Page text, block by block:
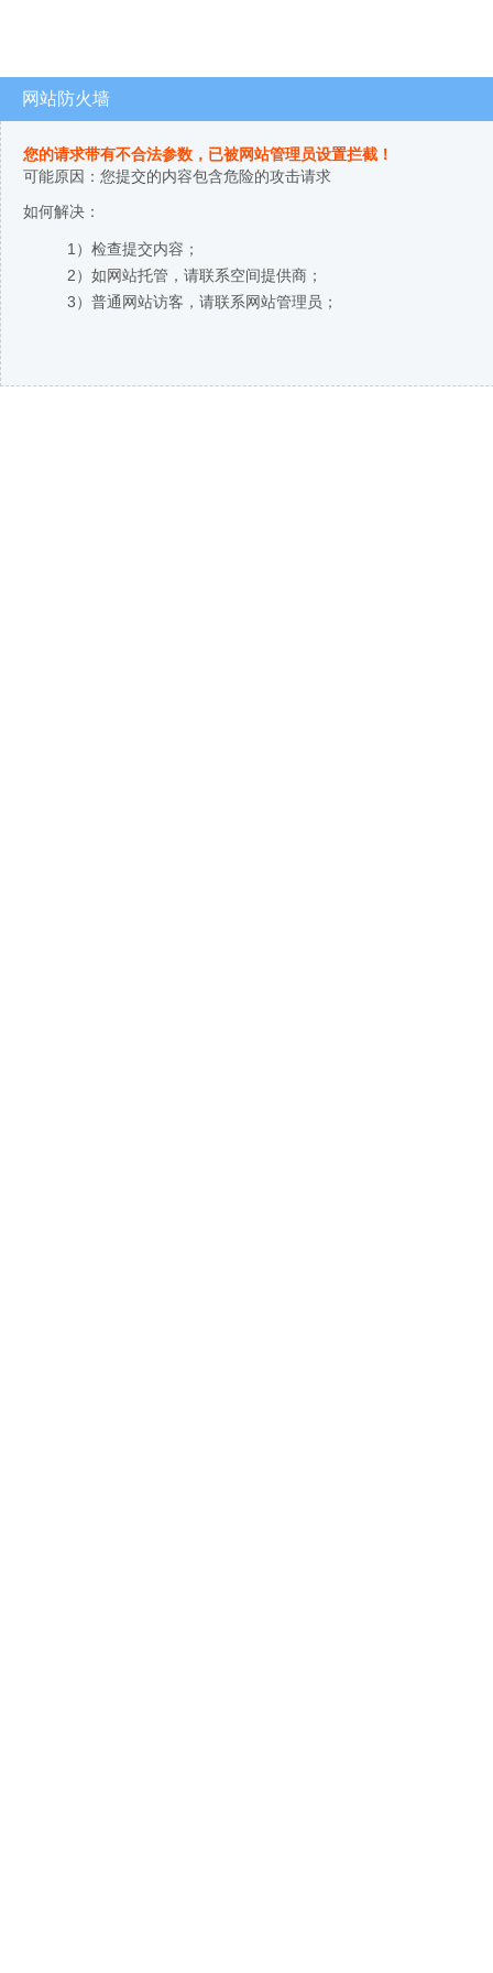
网站防火墙
您的请求带有不合法参数，已被网站管理员设置拦截！
可能原因：您提交的内容包含危险的攻击请求
如何解决：
1）检查提交内容；
2）如网站托管，请联系空间提供商；
3）普通网站访客，请联系网站管理员；